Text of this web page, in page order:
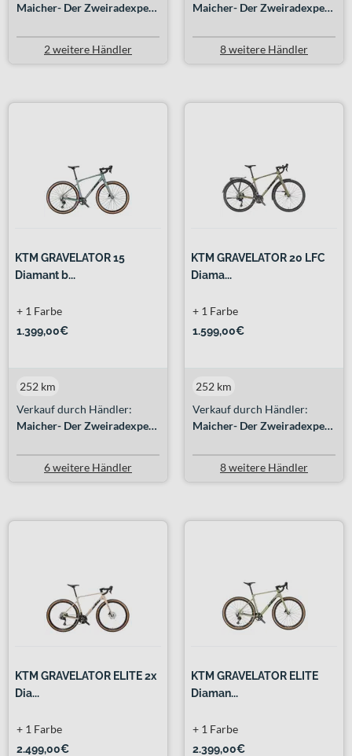
Maicher- Der Zweiradexperte GmbH
2 weitere Händler
Maicher- Der Zweiradexperte GmbH
8 weitere Händler
KTM GRAVELATOR 15
Diamant b...
1.399,00€
+ 1 Farbe
Verkauf durch Händler:
Maicher- Der Zweiradexperte GmbH
252 km
6 weitere Händler
KTM GRAVELATOR 20 LFC
Diama...
1.599,00€
+ 1 Farbe
Verkauf durch Händler:
Maicher- Der Zweiradexperte GmbH
252 km
8 weitere Händler
KTM GRAVELATOR ELITE 2x
Dia...
2.499,00€
+ 1 Farbe
KTM GRAVELATOR ELITE
Diaman...
2.399,00€
+ 1 Farbe